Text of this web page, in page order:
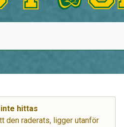
hittas
den raderats, ligger utanför